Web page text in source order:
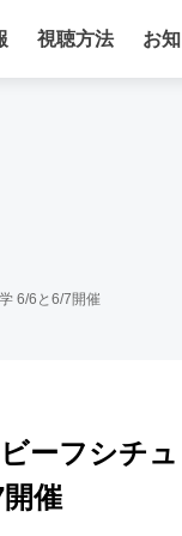
視聴方法 お
6/6と6/7開催
ーフシチュ
催